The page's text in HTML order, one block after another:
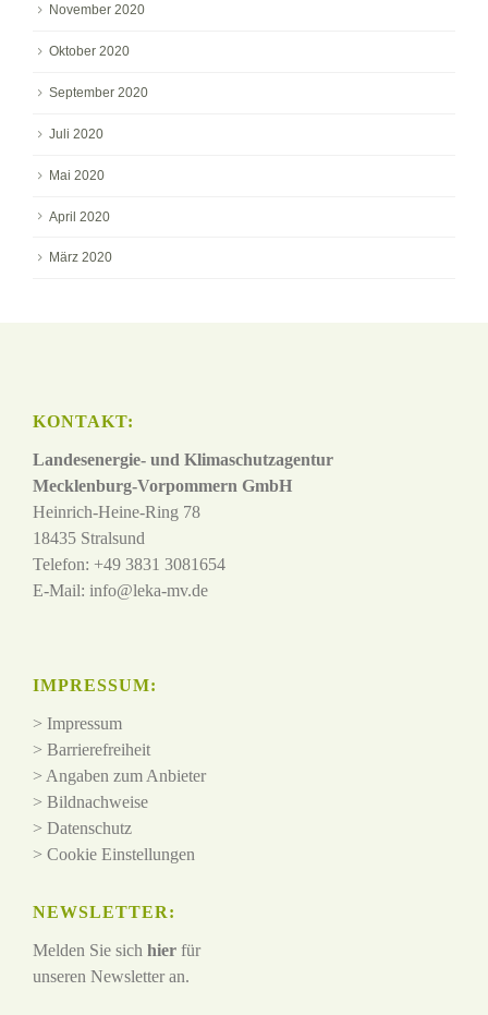
November 2020
Oktober 2020
September 2020
Juli 2020
Mai 2020
April 2020
März 2020
KONTAKT:
Landesenergie- und Klimaschutzagentur
Mecklenburg-Vorpommern GmbH
Heinrich-Heine-Ring 78
18435 Stralsund
Telefon: +49 3831 3081654
E-Mail: info@leka-mv.de
IMPRESSUM:
> Impressum
> Barrierefreiheit
> Angaben zum Anbieter
> Bildnachweise
> Datenschutz
> Cookie Einstellungen
NEWSLETTER:
Melden Sie sich hier für
unseren Newsletter an.